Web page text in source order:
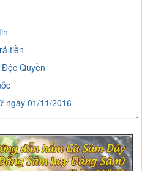
tiền
Quyền
ngày 01/11/2016